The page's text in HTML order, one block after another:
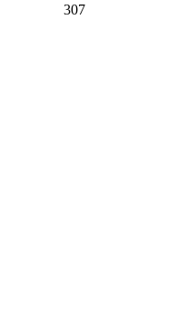
307